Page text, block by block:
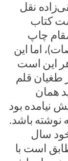
نقل
کتاب
چاپ
اما این
این است
طغیان قلم
همان
نیامده بود
نوشته باشد.
سال
است با